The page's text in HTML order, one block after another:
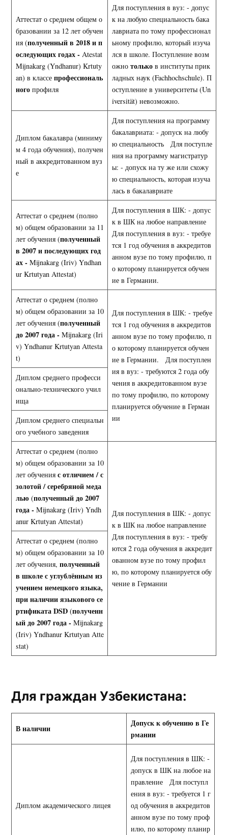
Аттестат о среднем общем о
бразовании за 12 лет обучен
ия (полученный в 2018 и п
оследующих годах - Atestat
Mijnakarg (Yndhanur) Krtuty
an) в классе профессиональ
ногопрофиля
Для поступления в вуз: - допус
к на любую специальность бака
лавриата по тому профессионал
ьному профилю, который изуча
лся в школе. Поступление возм
ожно тольков институты прик
ладных наук (Fachhochschule). П
оступление в университеты (Un
iversität) невозможно.
Диплом бакалавра (миниму
м 4 года обучения), получен
ный в аккредитованном вуз
е
Для поступления на программу
бакалавриата: - допуск на любу
ю специальность Для поступле
ния на программу магистратур
ы: - допуск на ту же или схожу
ю специальность, которая изуча
лась в бакалавриате
Аттестат о среднем (полно
м) общем образовании за 11
лет обучения (полученный
в 2007 и последующих год
ах - Mijnakarg (Iriv) Yndhan
ur Krtutyan Attestat)
Для поступления в ШК: - допус
к в ШК на любое направление
Для поступления в вуз: - требуе
тся 1 год обучения в аккредитов
анном вузе по тому профилю, п
о которому планируется обучен
ие в Германии.
Аттестат о среднем (полно
м) общем образовании за 10
лет обучения (полученный
до 2007 года - Mijnakarg (Iri
v) Yndhanur Krtutyan Attesta
t)
Для поступления в ШК: - требуе
тся 1 год обучения в аккредитов
анном вузе по тому профилю, п
о которому планируется обучен
ие в Германии. Для поступлен
ия в вуз: - требуются 2 года обу
чения в аккредитованном вузе
по тому профилю, по которому
планируется обучение в Герман
ии
Диплом среднего професси
онально-технического учил
ища
Диплом среднего специальн
ого учебного заведения
Аттестат о среднем (полно
м) общем образовании за 10
лет обучения с отличием / с
золотой / серебряной меда
лью (полученный до 2007
года - Mijnakarg (Iriv) Yndh
anur Krtutyan Attestat)
Для поступления в ШК: - допус
к в ШК на любое направление
Для поступления в вуз: - требу
ются 2 года обучения в аккредит
ованном вузе по тому профил
ю, по которому планируется обу
чение в Германии
Аттестат о среднем (полно
м) общем образовании за 10
лет обучения, полученный
в школе с углублённым из
учением немецкого языка,
при наличии языкового се
ртификатаDSD(полученн
ый до 2007 года - Mijnakarg
(Iriv) Yndhanur Krtutyan Atte
stat)
Для граждан Узбекистана:
В наличии
Допуск к обучению в Ге
рмании
Диплом академического лицея
Для поступления в ШК: -
допуск в ШК на любое на
правление Для поступл
ения в вуз: - требуется 1 г
од обучения в аккредитов
анном вузе по тому проф
илю, по которому планир